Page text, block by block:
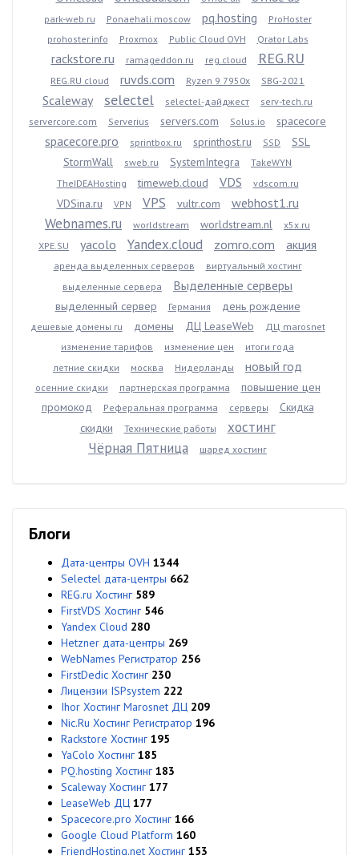
park-web.ru Ponaehali.moscow pq.hosting
ProHoster
prohoster.info
Proxmox Public Cloud OVH Qrator Labs
rackstore.ru ramageddon.ru reg.cloud REG.RU
REG.RU cloud ruvds.com Ryzen 9 7950x SBG-2021
Scaleway selectel selectel-дайджест
serv-tech.ru
servercore.com
Serverius servers.com Solus.io spacecore
spacecore.pro sprintbox.ru sprinthost.ru SSD
SSL
StormWall
sweb.ru SystemIntegra
TakeWYN
TheIDEAHosting
timeweb.cloud VDS vdscom.ru
VDSina.ru VPN VPS vultr.com webhost1.ru
Webnames.ru worldstream worldstream.nl
x5x.ru
XPE.SU
yacolo Yandex.cloud zomro.com акция
аренда выделенных серверов
виртуальный хостинг
выделенные сервера
Выделенные серверы
выделенный сервер Германия день рождение
дешевые домены ru домены ДЦ LeaseWeb
ДЦ marosnet
изменение тарифов
изменение цен
итоги года
летние скидки
москва Нидерланды новый год
осенние скидки партнерская программа
повышение цен
промокод
Реферальная программа серверы
Скидка
скидки
Технические работы
хостинг
Чёрная Пятница
шаред хостинг
Блоги
Дата-центры OVH 1344
Selectel дата-центры 662
REG.ru Хостинг 589
FirstVDS Хостинг 546
Yandex Cloud 280
Hetzner дата-центры 269
WebNames Регистратор 256
FirstDedic Хостинг 230
Лицензии ISPsystem 222
Ihor Хостинг Marosnet ДЦ 209
Nic.Ru Хостинг Регистратор 196
Rackstore Хостинг 195
YaColo Хостинг 185
PQ.hosting Хостинг 183
Scaleway Хостинг 177
LeaseWeb ДЦ 177
Spacecore.pro Хостинг 166
Google Cloud Platform 160
FriendHosting.net Хостинг 153